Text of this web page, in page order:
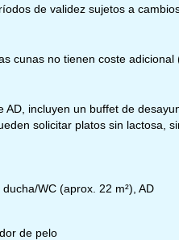
de validez sujetos a
cunas no tienen coste
incluyen un buffet de
solicitar platos sin lactosa,
WC (aprox. 22 m²), AD
de pelo